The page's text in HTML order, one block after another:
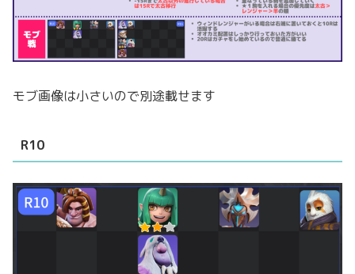
モブ画像は小さいので別途載せます
R10